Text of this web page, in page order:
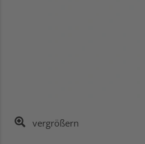
vergrößern